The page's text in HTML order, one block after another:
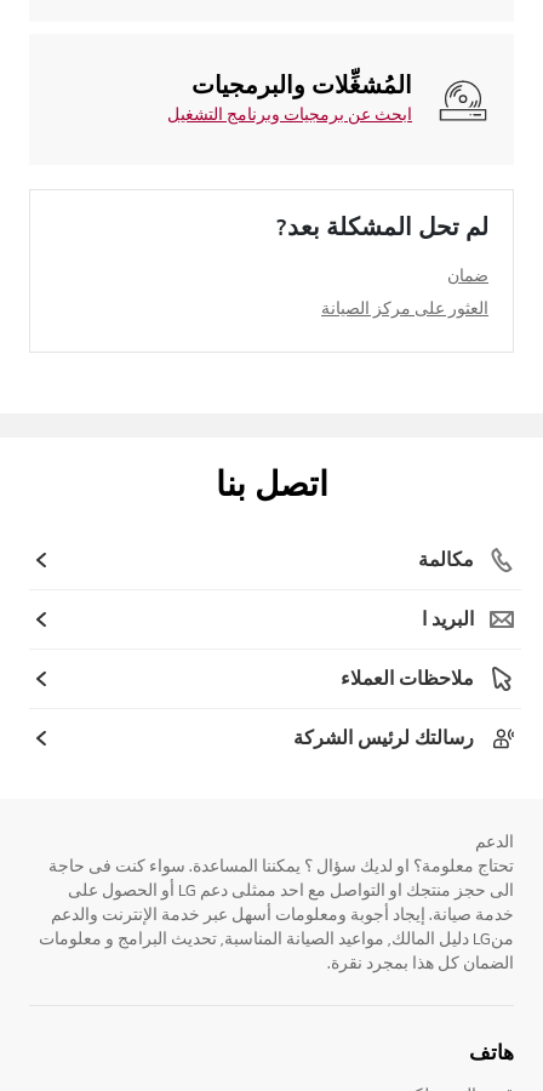
المُشغِّلات والبرمجيات
ابحث عن برمجيات وبرنامج التشغيل
لم تحل المشكلة بعد?
ضمان
العثور على مركز الصيانة
اتصل بنا
مكالمة
البريد ا
ملاحظات العملاء
رسالتك لرئيس الشركة
الدعم
تحتاج معلومة؟ او لديك سؤال ؟ يمكننا المساعدة. سواء كنت فى حاجة
الى حجز منتجك او التواصل مع احد ممثلى دعم LG أو الحصول على
خدمة صيانة. إيجاد أجوبة ومعلومات أسهل عبر خدمة الإنترنت والدعم
منLG دليل المالك, مواعيد الصيانة المناسبة, تحديث البرامج و معلومات
الضمان كل هذا بمجرد نقرة.
هاتف